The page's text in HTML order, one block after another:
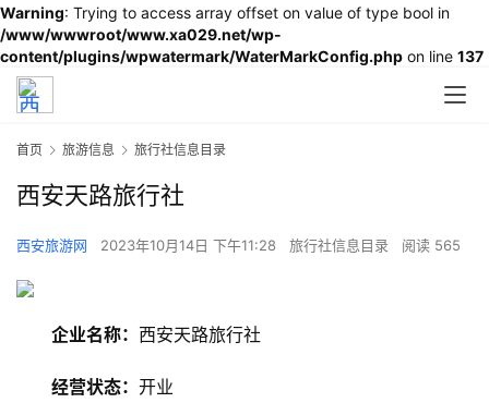
Warning: Trying to access array offset on value of type bool in
/www/wwwroot/www.xa029.net/wp-
content/plugins/wpwatermark/WaterMarkConfig.php on line 137
首页 旅游信息 旅行社信息目录
西安天路旅行社
西安旅游网 2023年10月14日 下午11:28 旅行社信息目录 阅读 565
企业名称： 西安天路旅行社
经营状态： 开业